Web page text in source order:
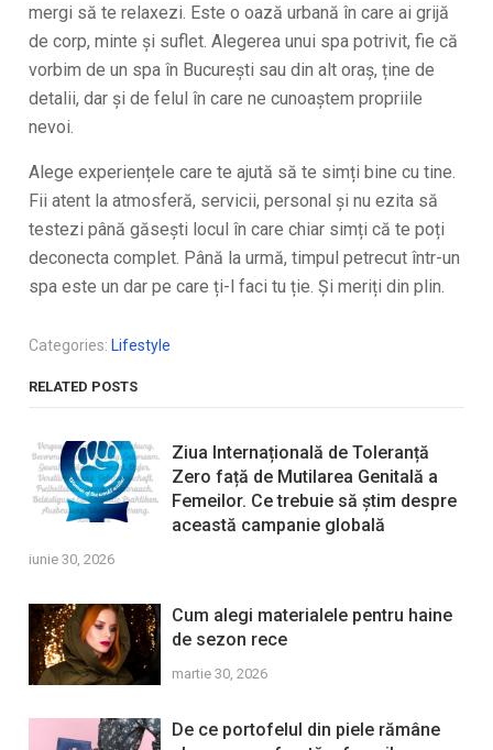
mergi să te relaxezi. Este o oază urbană în care ai grijă
de corp, minte și suflet. Alegerea unui spa potrivit, fie că
vorbim de un spa în București sau din alt oraș, ține de
detalii, dar și de felul în care ne cunoaștem propriile
nevoi.
Alege experiențele care te ajută să te simți bine cu tine.
Fii atent la atmosferă, servicii, personal și nu ezita să
testezi până găsești locul în care chiar simți că te poți
deconecta complet. Până la urmă, timpul petrecut într-un
spa este un dar pe care ți-l faci tu ție. Și meriți din plin.
Categories: Lifestyle
RELATED POSTS
Ziua Internațională de Toleranță
Zero față de Mutilarea Genitală a
Femeilor. Ce trebuie să știm despre
această campanie globală
iunie 30, 2026
Cum alegi materialele pentru haine
de sezon rece
martie 30, 2026
De ce portofelul din piele rămâne